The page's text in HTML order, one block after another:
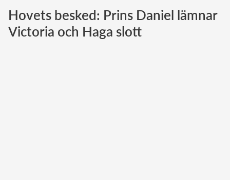
Norska kungahuset
Danska kungahuset
Hovets besked: Prins Daniel lämnar
Victoria och Haga slott